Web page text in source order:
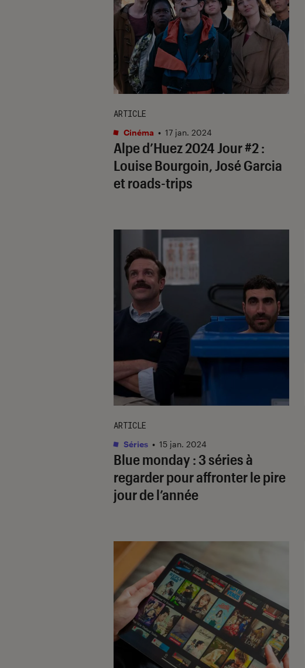
Alpe d’Huez 2024 Jour #2 :
Louise Bourgoin, José Garcia
et roads-trips
ARTICLE
Cinéma • 17 jan. 2024
Blue monday : 3 séries à
regarder pour affronter le pire
jour de l’année
ARTICLE
Séries • 15 jan. 2024